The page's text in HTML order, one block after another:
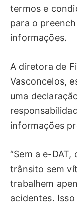
termos e
para o
informações.
A diretora de
Vasconcelos,
uma
informações
“Sem a e-
trânsito sem
trabalhem
acidentes.